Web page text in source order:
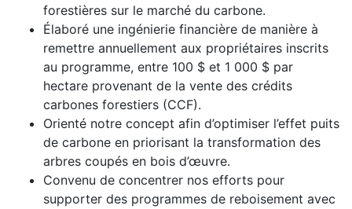
forestières sur le marché du carbone.
Élaboré une ingénierie financière de manière à
remettre annuellement aux propriétaires inscrits
au programme, entre 100 $ et 1 000 $ par
hectare provenant de la vente des crédits
carbones forestiers (CCF).
Orienté notre concept afin d’optimiser l’effet puits
de carbone en priorisant la transformation des
arbres coupés en bois d’œuvre.
Convenu de concentrer nos efforts pour
supporter des programmes de reboisement avec